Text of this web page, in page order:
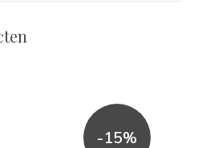
-15%